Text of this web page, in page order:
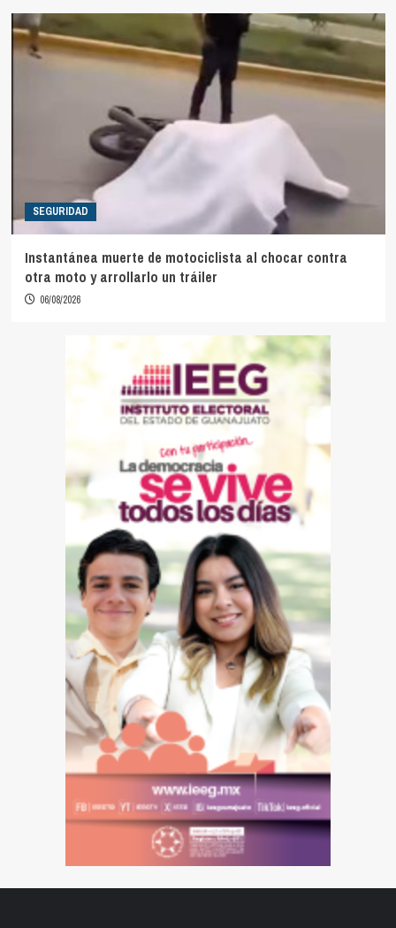
SEGURIDAD
Instantánea muerte de motociclista al chocar contra
otra moto y arrollarlo un tráiler
06/08/2026